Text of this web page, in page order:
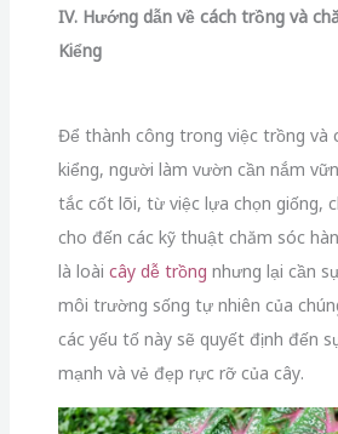
IV. Hướng dẫn về cách trồng và
Kiểng
Để thành công trong việc trồng và
kiểng, người làm vườn cần nắm
tắc cốt lõi, từ việc lựa chọn giống,
cho đến các kỹ thuật chăm sóc
là loài cây dễ trồng nhưng lại cần
môi trường sống tự nhiên của
các yếu tố này sẽ quyết định đến
mạnh và vẻ đẹp rực rỡ của cây.